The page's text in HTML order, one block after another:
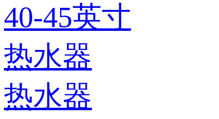
40-45英寸
热水器
热水器